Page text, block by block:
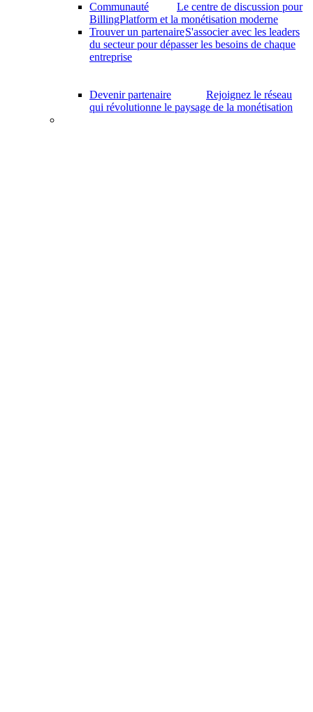
Communauté
Le centre de discussion pour
BillingPlatform et la monétisation moderne
Trouver un partenaireS'associer avec les leaders
du secteur pour dépasser les besoins de chaque
entreprise
Devenir partenaire
Rejoignez le réseau
qui révolutionne le paysage de la monétisation